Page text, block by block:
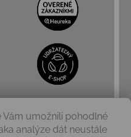
umožnili pohodlné
analýze dát neustále